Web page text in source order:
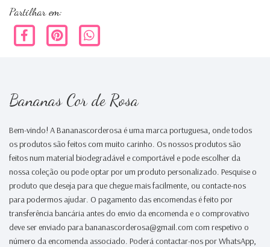
Partilhar em:
Bananas Cor de Rosa
Bem-vindo! A Bananascorderosa é uma marca portuguesa, onde todos
os produtos são feitos com muito carinho. Os nossos produtos são
feitos num material biodegradável e comportável e pode escolher da
nossa coleção ou pode optar por um produto personalizado. Pesquise o
produto que deseja para que chegue mais facilmente, ou contacte-nos
para podermos ajudar. O pagamento das encomendas é feito por
transferência bancária antes do envio da encomenda e o comprovativo
deve ser enviado para bananascorderosa@gmail.com com respetivo o
número da encomenda associado. Poderá contactar-nos por WhatsApp,